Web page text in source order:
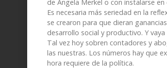
de Ángela Merkel o con instalarse
Es necesaria más seriedad en la
se crearon para que dieran
desarrollo social y productivo. Y vaya
Tal vez hoy sobren contadores y
las nuestras. Los números hay que
hora requiere de la política.